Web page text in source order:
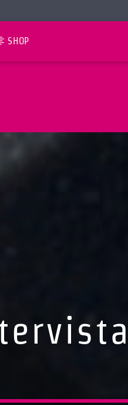
SHOP